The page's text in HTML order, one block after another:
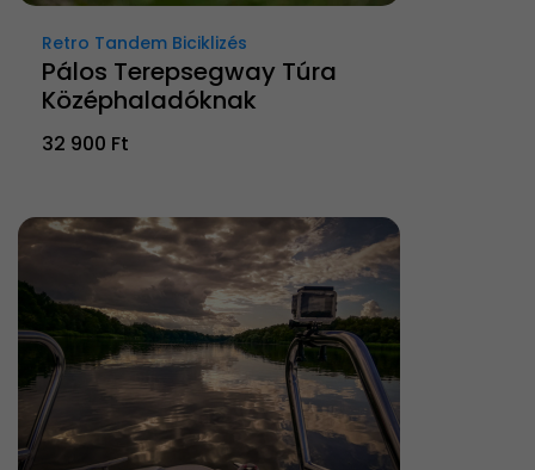
Retro Tandem Biciklizés
Pálos Terepsegway Túra
Középhaladóknak
32 900 Ft